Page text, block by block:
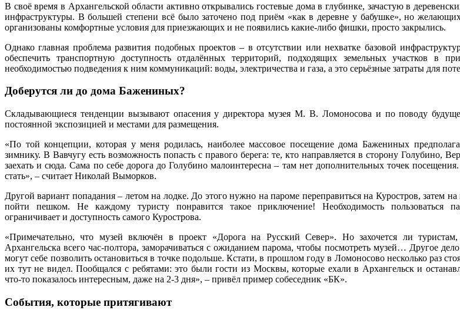
В своё время в Архангельской области активно открывались гостевые дома в глубинке, зачастую в
инфраструктуры. В большей степени всё было заточено под приём «как в деревне у бабушке», но
организованы комфортные условия для приезжающих и не появились какие‑либо фишки, просто закрылись.
Однако главная проблема развития подобных проектов – в отсутствии или нехватке базовой
обеспечить транспортную доступность отдалённых территорий, подходящих земельных участков в
необходимостью подведения к ним коммуникаций: воды, электричества и газа, а это серьёзные затраты для
Доберутся ли до дома Бажениных?
Складывающиеся тенденции вызывают опасения у директора музея М. В. Ломоносова и по поводу
постоянной экспозицией и местами для размещения.
«По той концепции, которая у меня родилась, наиболее массовое посещение дома Бажениных
зимнику. В Вавчугу есть возможность попасть с правого берега: те, кто направляется в сторону Голубино,
заехать и сюда. Сама по себе дорога до Голубино малоинтересна – там нет дополнительных точек
стать», – считает Николай Выморков.
Другой вариант попадания – летом на лодке. До этого нужно на пароме переправиться на Куростров, затем
пойти пешком. Не каждому туристу понравится такое приключение! Необходимость пользоваться
ограничивает и доступность самого Курострова.
«Примечательно, что музей включён в проект «Дорога на Русский Север». Но захочется ли
Архангельска всего час-полтора, заморачиваться с ожиданием парома, чтобы посмотреть музей… Другое
могут себе позволить остановиться в точке подольше. Кстати, в прошлом году в Ломоносово несколько раз
их тут не видел. Пообщался с ребятами: это были гости из Москвы, которые ехали в Архангельск и
что‑то показалось интересным, даже на 2-3 дня», – привёл пример собеседник «БК».
События, которые притягивают